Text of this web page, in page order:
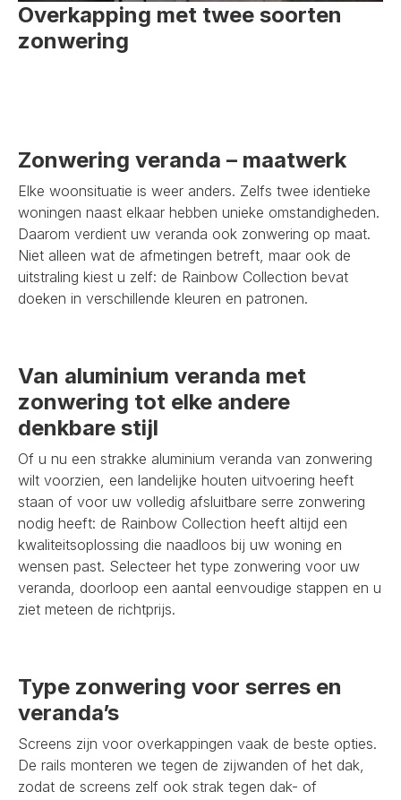
Overkapping met twee soorten
zonwering
Zonwering veranda – maatwerk
Elke woonsituatie is weer anders. Zelfs twee identieke
woningen naast elkaar hebben unieke omstandigheden.
Daarom verdient uw veranda ook zonwering op maat.
Niet alleen wat de afmetingen betreft, maar ook de
uitstraling kiest u zelf: de Rainbow Collection bevat
doeken in verschillende kleuren en patronen.
Van aluminium veranda met
zonwering tot elke andere
denkbare stijl
Of u nu een strakke aluminium veranda van zonwering
wilt voorzien, een landelijke houten uitvoering heeft
staan of voor uw volledig afsluitbare serre zonwering
nodig heeft: de Rainbow Collection heeft altijd een
kwaliteitsoplossing die naadloos bij uw woning en
wensen past. Selecteer het type zonwering voor uw
veranda, doorloop een aantal eenvoudige stappen en u
ziet meteen de richtprijs.
Type zonwering voor serres en
veranda’s
Screens zijn voor overkappingen vaak de beste opties.
De rails monteren we tegen de zijwanden of het dak,
zodat de screens zelf ook strak tegen dak- of